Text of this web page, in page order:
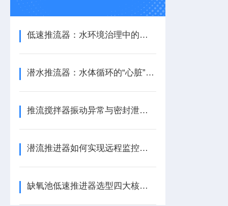
低速推流器：水环境治理中的水流循环助力设备
潜水推流器：水体循环的“心脏”与生化反应的推动者
推流搅拌器振动异常与密封泄漏的快速诊断与应急处理
潜流推进器如何实现远程监控与预测性维护？
缺氧池低速推进器选型四大核心参数指南